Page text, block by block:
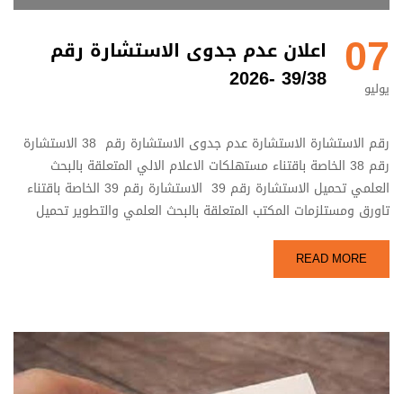
07
يوليو
اعلان عدم جدوى الاستشارة رقم
39/38 -2026
رقم الاستشارة الاستشارة عدم جدوى الاستشارة رقم 38 الاستشارة
رقم 38 الخاصة باقتناء مستهلكات الاعلام الالي المتعلقة بالبحث
العلمي تحميل الاستشارة رقم 39 الاستشارة رقم 39 الخاصة باقتناء
تاورق ومستلزمات المكتب المتعلقة بالبحث العلمي والتطوير تحميل
READ MORE